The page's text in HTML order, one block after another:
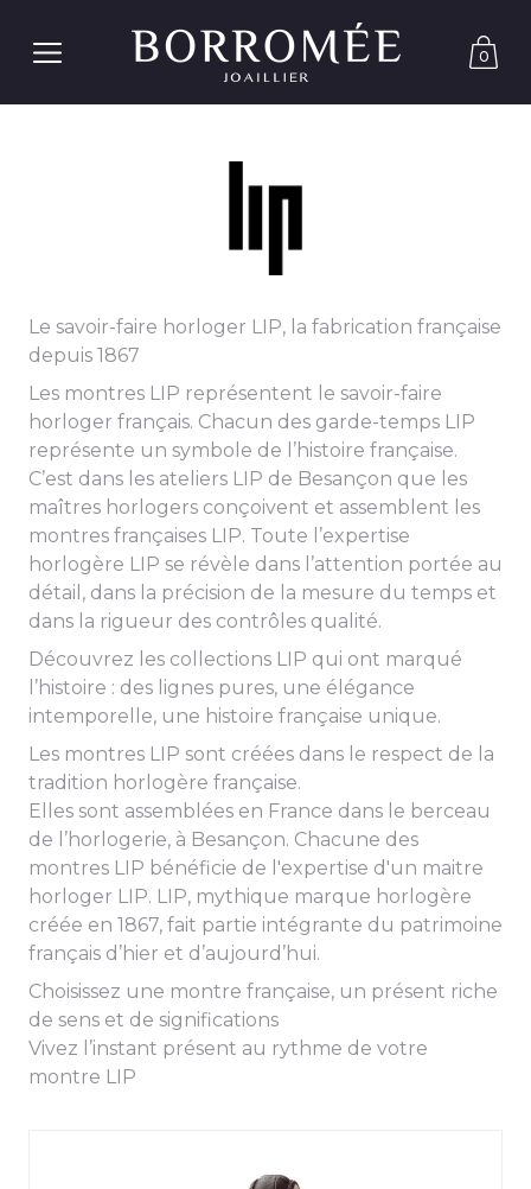
0
Le savoir-faire horloger LIP, la fabrication française
depuis 1867
Les montres LIP représentent le savoir-faire
horloger français. Chacun des garde-temps LIP
représente un symbole de l’histoire française.
C’est dans les ateliers LIP de Besançon que les
maîtres horlogers conçoivent et assemblent les
montres françaises LIP. Toute l’expertise
horlogère LIP se révèle dans l’attention portée au
détail, dans la précision de la mesure du temps et
dans la rigueur des contrôles qualité.
Découvrez les collections LIP qui ont marqué
l’histoire : des lignes pures, une élégance
intemporelle, une histoire française unique.
Les montres LIP sont créées dans le respect de la
tradition horlogère française.
Elles sont assemblées en France dans le berceau
de l’horlogerie, à Besançon. Chacune des
montres LIP bénéficie de l'expertise d'un maitre
horloger LIP. LIP, mythique marque horlogère
créée en 1867, fait partie intégrante du patrimoine
français d’hier et d’aujourd’hui.
Choisissez une montre française, un présent riche
de sens et de significations
Vivez l’instant présent au rythme de votre
montre LIP